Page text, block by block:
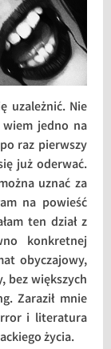
uzależnić. Nie
jedno na
raz pierwszy
już oderwać.
uznać za
na powieść
ten dział z
konkretnej
obyczajowy,
bez większych
Zaraził mnie
i literatura
życia.